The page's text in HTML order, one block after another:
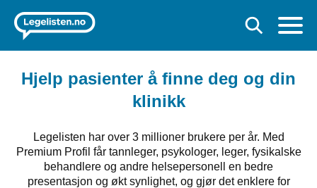
Hjelp pasienter å finne deg og din
klinikk
Legelisten har over 3 millioner brukere per år. Med
Premium Profil får tannleger, psykologer, leger, fysikalske
behandlere og andre helsepersonell en bedre
presentasjon og økt synlighet, og gjør det enklere for